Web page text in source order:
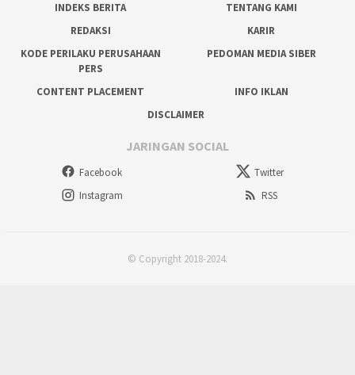
INDEKS BERITA
TENTANG KAMI
REDAKSI
KARIR
KODE PERILAKU PERUSAHAAN
PERS
PEDOMAN MEDIA SIBER
CONTENT PLACEMENT
INFO IKLAN
DISCLAIMER
JARINGAN SOCIAL
Facebook
Twitter
Instagram
RSS
© Copyright 2018-2024.